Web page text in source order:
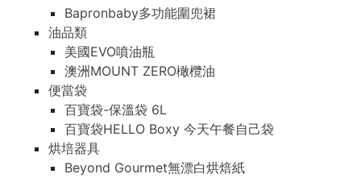
Bapronbaby多功能圍兜裙
油品類
美國EVO噴油瓶
澳洲MOUNT ZERO橄欖油
便當袋
百寶袋-保溫袋 6L
百寶袋HELLO Boxy 今天午餐自己袋
烘培器具
Beyond Gourmet無漂白烘焙紙